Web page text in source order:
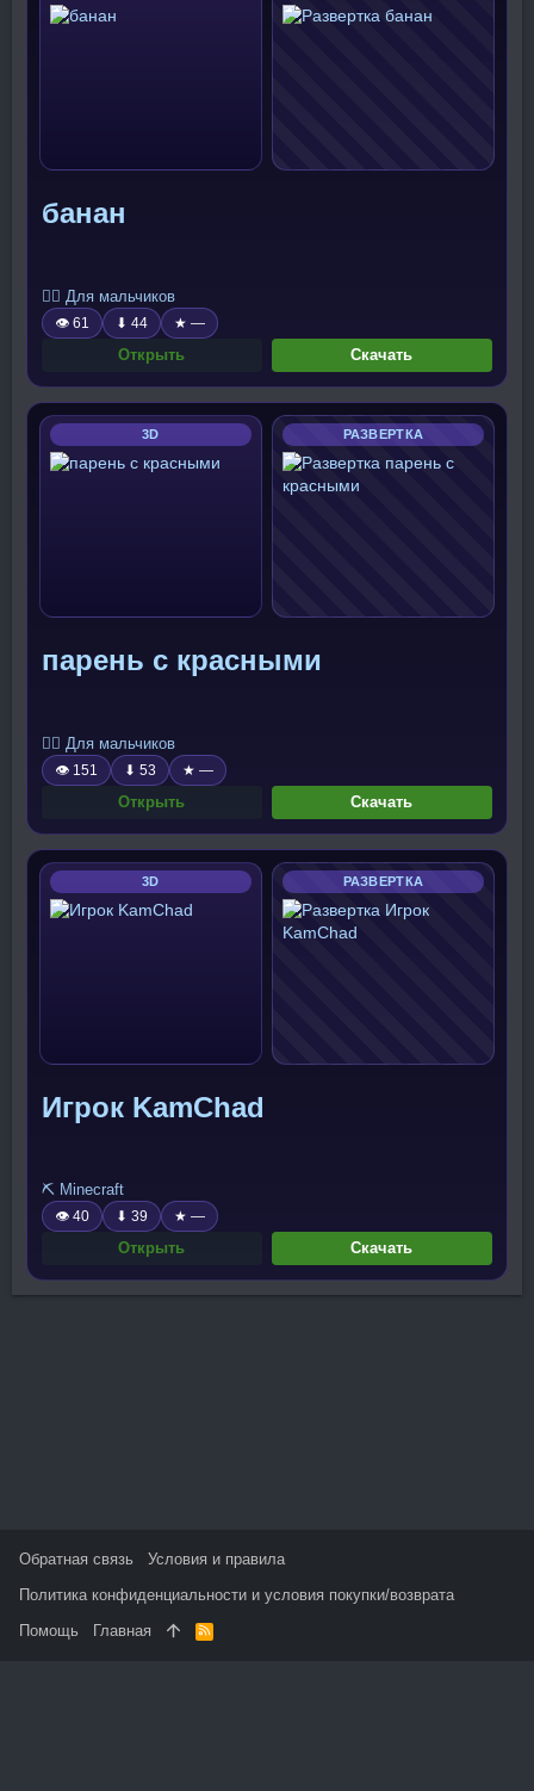
банан
🧍‍♂️ Для мальчиков
👁 61 ⬇ 44 ★ —
Открыть Скачать
3D РАЗВЕРТКА
парень с красными
🧍‍♂️ Для мальчиков
👁 151 ⬇ 53 ★ —
Открыть Скачать
3D РАЗВЕРТКА
Игрок KamChad
⛏️ Minecraft
👁 40 ⬇ 39 ★ —
Открыть Скачать
Обратная связь
Условия и правила
Политика конфиденциальности и условия покупки/возврата
Помощь
Главная
R